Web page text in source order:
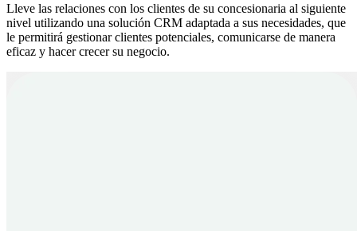
Lleve las relaciones con los clientes de su concesionaria al siguiente
nivel utilizando una solución CRM adaptada a sus necesidades, que
le permitirá gestionar clientes potenciales, comunicarse de manera
eficaz y hacer crecer su negocio.